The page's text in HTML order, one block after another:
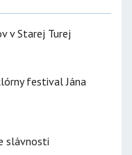
v Starej Turej
festival Jána
slávnosti